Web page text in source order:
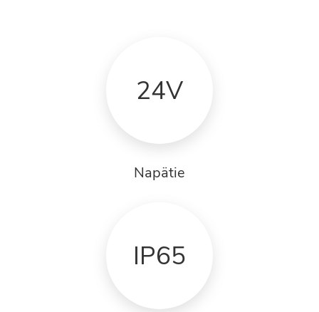
24V
Napätie
IP65